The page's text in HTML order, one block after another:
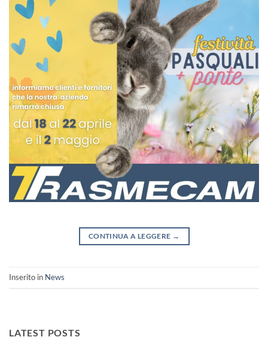
CONTINUA A LEGGERE →
Inserito in News
LATEST POSTS